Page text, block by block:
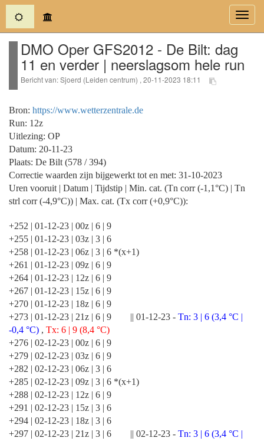
(current)
DMO Oper GFS2012 - De Bilt: dag
11 en verder | neerslagsom hele run
Bericht van: Sjoerd (Leiden centrum) , 20-11-2023 18:11
Bron: https://www.wetterzentrale.de
Run: 12z
Uitlezing: OP
Datum: 20-11-23
Plaats: De Bilt (578 / 394)
Correctie waarden zijn bijgewerkt tot en met: 31-10-2023
Uren vooruit | Datum | Tijdstip | Min. cat. (Tn corr (-1,1°C) | Tn
strl corr (-4,9°C)) | Max. cat. (Tx corr (+0,9°C)):
+252 | 01-12-23 | 00z | 6 | 9
+255 | 01-12-23 | 03z | 3 | 6
+258 | 01-12-23 | 06z | 3 | 6 *(x+1)
+261 | 01-12-23 | 09z | 6 | 9
+264 | 01-12-23 | 12z | 6 | 9
+267 | 01-12-23 | 15z | 6 | 9
+270 | 01-12-23 | 18z | 6 | 9
+273 | 01-12-23 | 21z | 6 | 9 || 01-12-23 - Tn: 3 | 6 (3,4 °C |
-0,4 °C) , Tx: 6 | 9 (8,4 °C)
+276 | 02-12-23 | 00z | 6 | 9
+279 | 02-12-23 | 03z | 6 | 9
+282 | 02-12-23 | 06z | 3 | 6
+285 | 02-12-23 | 09z | 3 | 6 *(x+1)
+288 | 02-12-23 | 12z | 6 | 9
+291 | 02-12-23 | 15z | 3 | 6
+294 | 02-12-23 | 18z | 3 | 6
+297 | 02-12-23 | 21z | 3 | 6 || 02-12-23 - Tn: 3 | 6 (3,4 °C |